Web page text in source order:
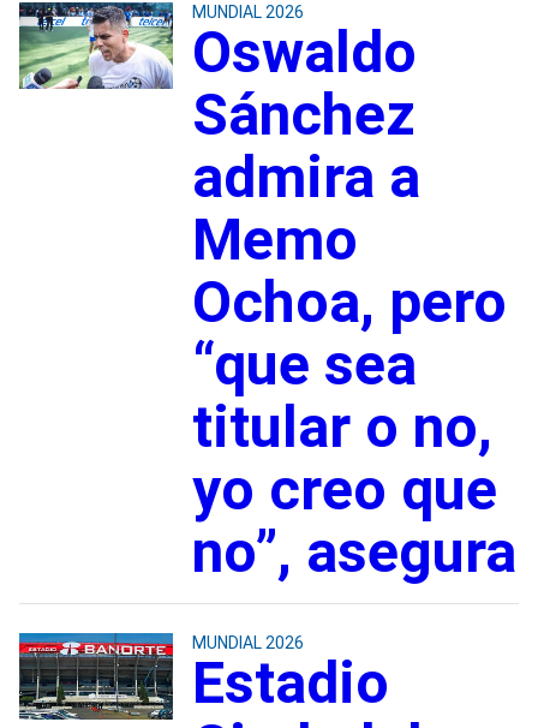
MUNDIAL 2026
Oswaldo
Sánchez
admira a
Memo
Ochoa, pero
“que sea
titular o no,
yo creo que
no”, asegura
MUNDIAL 2026
Estadio